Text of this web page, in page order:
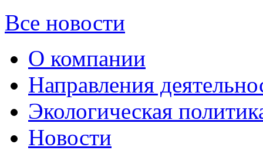
Все новости
О компании
Направления
Экологическая
Новости